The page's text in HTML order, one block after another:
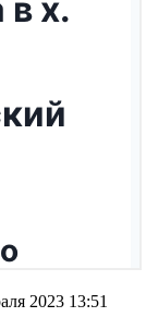
2023 13:51